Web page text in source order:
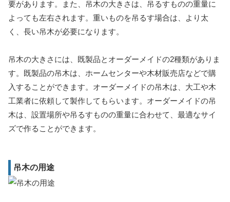
要があります。また、吊木の大きさは、吊るすものの重量に
よっても左右されます。重いものを吊るす場合は、より太
く、長い吊木が必要になります。
吊木の大きさには、既製品とオーダーメイドの2種類がありま
す。既製品の吊木は、ホームセンターや木材販売店などで購
入することができます。オーダーメイドの吊木は、大工や木
工業者に依頼して製作してもらいます。オーダーメイドの吊
木は、設置場所や吊るすものの重量に合わせて、最適なサイ
ズで作ることができます。
吊木の用途